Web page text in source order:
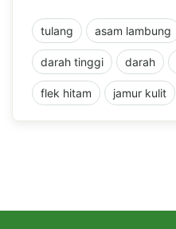
tulang asam lambung
darah tinggi darah
flek hitam jamur kulit